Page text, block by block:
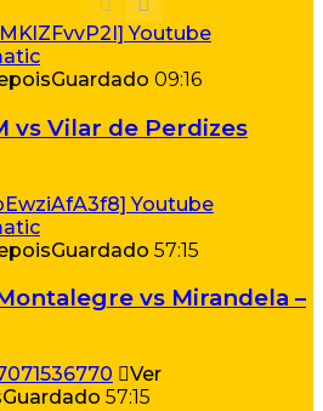
Guardado 09:16
vs Vilar de Perdizes
Guardado 57:15
vs Mirandela –
Ver
Guardado 57:15